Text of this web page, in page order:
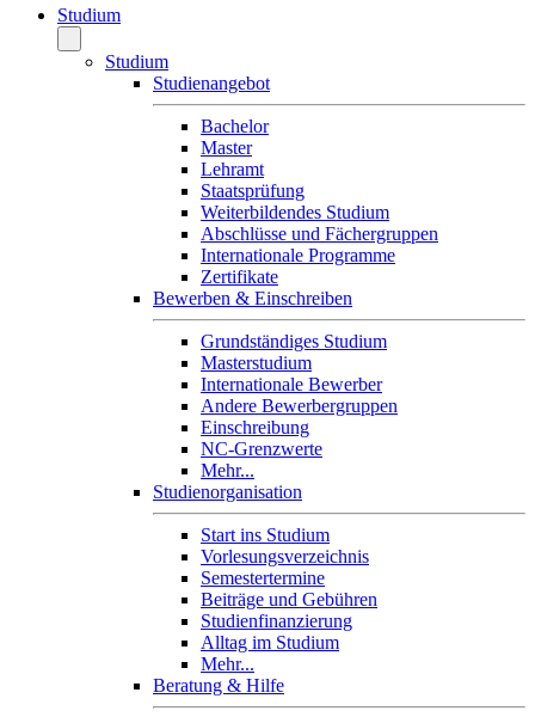
Studium
Studium
Studienangebot
Bachelor
Master
Lehramt
Staatsprüfung
Weiterbildendes Studium
Abschlüsse und Fächergruppen
Internationale Programme
Zertifikate
Bewerben & Einschreiben
Grundständiges Studium
Masterstudium
Internationale Bewerber
Andere Bewerbergruppen
Einschreibung
NC-Grenzwerte
Mehr...
Studienorganisation
Start ins Studium
Vorlesungsverzeichnis
Semestertermine
Beiträge und Gebühren
Studienfinanzierung
Alltag im Studium
Mehr...
Beratung & Hilfe